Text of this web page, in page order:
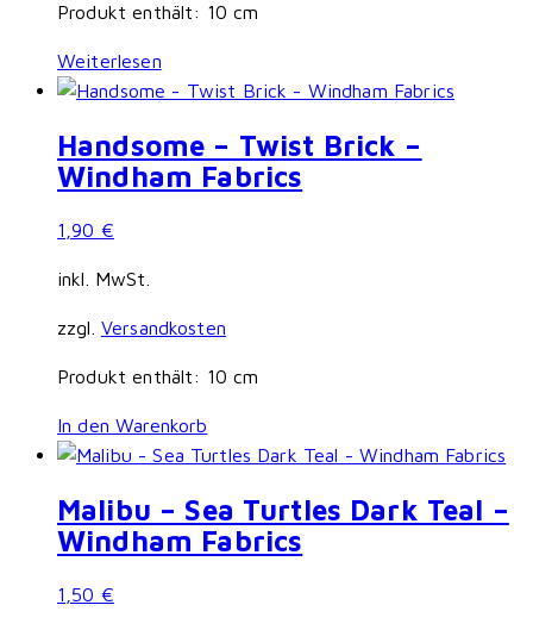
Produkt enthält: 10 cm
Weiterlesen
Handsome – Twist Brick –
Windham Fabrics
1,90 €
inkl. MwSt.
zzgl. Versandkosten
Produkt enthält: 10 cm
In den Warenkorb
Malibu – Sea Turtles Dark Teal –
Windham Fabrics
1,50 €